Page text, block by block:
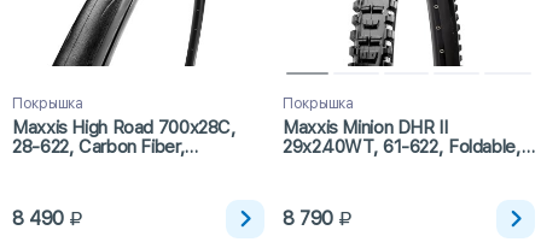
Покрышка
Maxxis High Road 700x28C,
28-622, Carbon Fiber,
8 490
Покрышка
Maxxis Minion DHR II
29x2.40WT, 61-622, Foldable,
8 790